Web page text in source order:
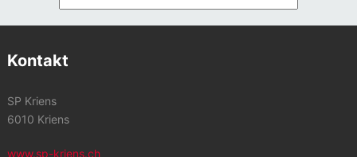
Kontakt
SP Kriens
6010 Kriens
www.sp-kriens.ch